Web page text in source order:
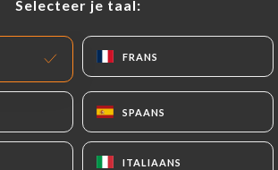
NL
Selecteer je taal:
FRANS
SPAANS
ITALIAANS
Selecteer je taal:
FRANS
SPAANS
ITALIAANS